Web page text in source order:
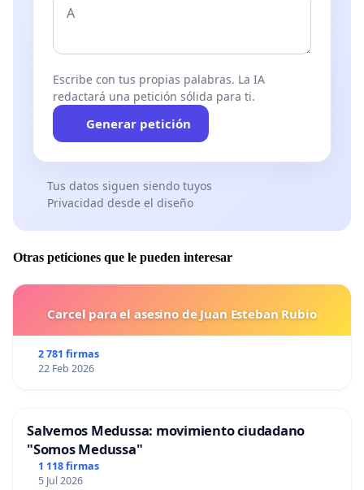
Escribe con tus propias palabras. La IA
redactará una petición sólida para ti.
Generar petición
Tus datos siguen siendo tuyos
Privacidad desde el diseño
Otras peticiones que le pueden interesar
Carcel para el asesino de Juan Esteban Rubio
2 781 firmas
22 Feb 2026
Salvemos Medussa: movimiento ciudadano
"Somos Medussa"
1 118 firmas
5 Jul 2026